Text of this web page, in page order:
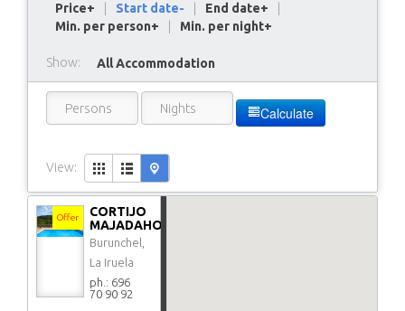
Price+
Start date- End date+
Min. per person+
Min. per night+
Show: All Accommodation
Calculate
View:
Offer
CORTIJO
MAJADAHONDA
Burunchel,
La Iruela
ph.: 696
70 90 92